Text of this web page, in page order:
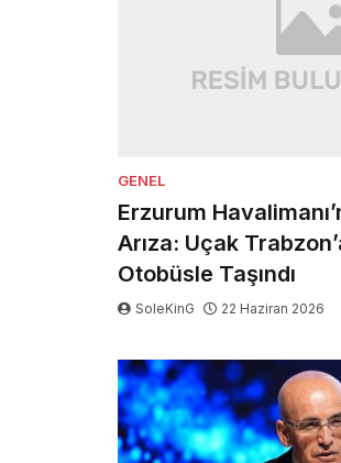
GENEL
Erzurum
Arıza: Uçak
Otobüsle Taşındı
SoleKinG 22 Haziran 2026